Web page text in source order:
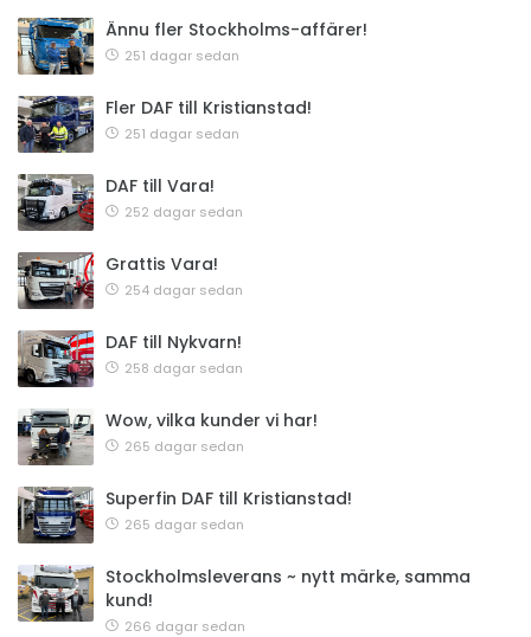
Ännu fler Stockholms-affärer!
251 dagar sedan
Fler DAF till Kristianstad!
251 dagar sedan
DAF till Vara!
252 dagar sedan
Grattis Vara!
254 dagar sedan
DAF till Nykvarn!
258 dagar sedan
Wow, vilka kunder vi har!
265 dagar sedan
Superfin DAF till Kristianstad!
265 dagar sedan
Stockholmsleverans ~ nytt märke, samma
kund!
266 dagar sedan